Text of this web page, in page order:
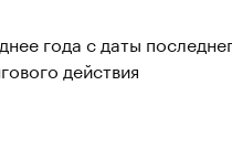
года с даты
действия